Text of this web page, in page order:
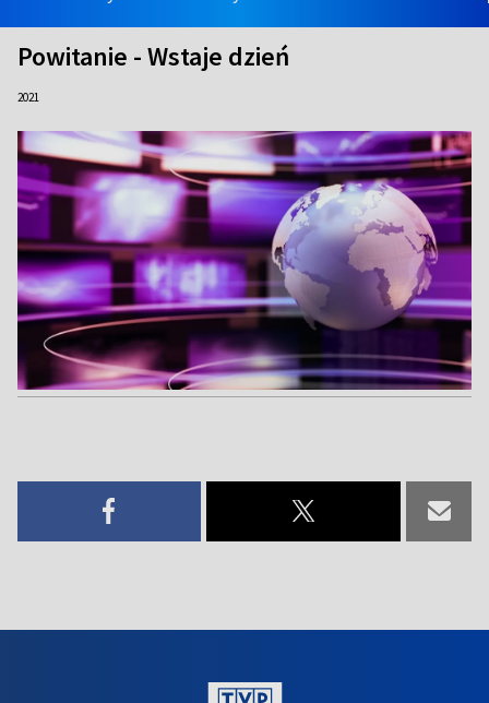
Powitanie - Wstaje dzień
2021